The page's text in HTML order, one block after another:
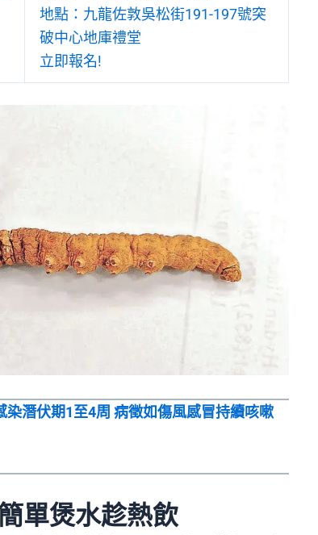
地點：九龍佐敦吳松街191-197號突
破中心地庫禮堂
立即報名!
染潛伏期1至4周 病徵如傷風感冒持續咳嗽
單煲水趁熱飲